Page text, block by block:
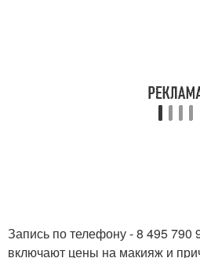
Запись по телефону - 8 495 790
включают цены на макияж и